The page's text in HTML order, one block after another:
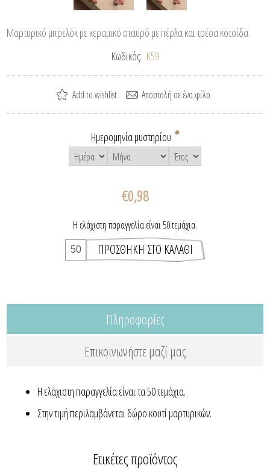
Μαρτυρικό μπρελόκ με κεραμικό σταυρό με πέρλα και τρέσα κοτσίδα
Κωδικός: Κ59
Ημερομηνία μυστηρίου *
€0,98
Η ελάχιστη παραγγελία είναι 50 τεμάχια.
Πληροφορίες
Επικοινωνήστε μαζί μας
Η ελάχιστη παραγγελία είναι τα 50 τεμάχια.
Στην τιμή περιλαμβάνεται δώρο κουτί μαρτυρικών.
Ετικέτες προϊόντος